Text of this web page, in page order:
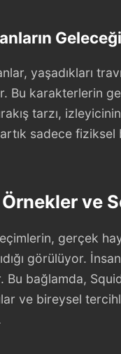
Geleceği
yaşadıkları
Bu karakterlerin
tarzı,
sadece fiziksel
ve
gerçek
görülüyor.
bağlamda,
ve bireysel